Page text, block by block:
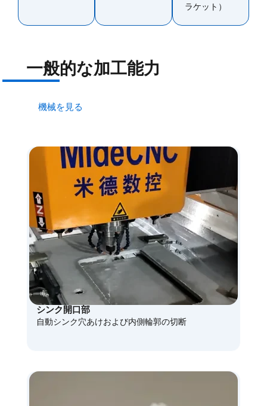
ラケット）
一般的な加工能力
機械を見る
シンク開口部
自動シンク穴あけおよび内側輪郭の切断